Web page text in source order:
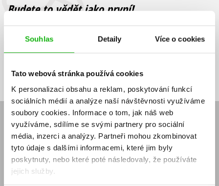
Souhlas Detaily Více o cookies
Tato webová stránka používá cookies
K personalizaci obsahu a reklam, poskytování funkcí
sociálních médií a analýze naší návštěvnosti využíváme
soubory cookies. Informace o tom, jak náš web
využíváme, sdílíme se svými partnery pro sociální
média, inzerci a analýzy. Partneři mohou zkombinovat
tyto údaje s dalšími informacemi, které jim byly
poskytnuty, nebo které poté následovaly, že používáte
jejich služby.
Budete to vědět jako první!
Zajímá Vás, jaký knižní hit právě vychází, na jaké zboží je výhodná
sleva, jaká běží soutěž o ceny? Přihlášením k odběru našich e-
souhlasíte se zpracováním osobních údajů
mailová
adresa
mailová
adresa
Vaše e-mailová adresa Přihlásit se
E-SHOP
Aktuality
Naši autoři
Obchodní podmínky
Jak nakoupit
Knižní novinky
Dárkové poukazy
Affiliate program